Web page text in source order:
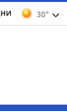
30°